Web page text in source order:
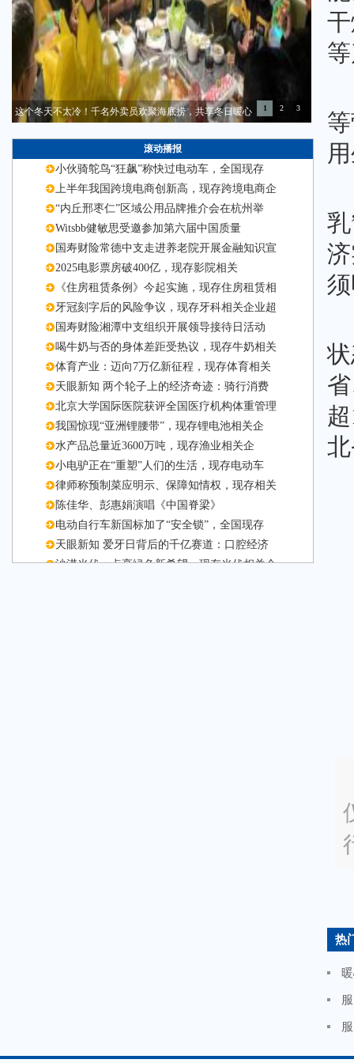
这个冬天不太冷！千名外卖员欢聚海底捞，共享冬日暖心 1 2 3
滚动播报
小伙骑鸵鸟“狂飙”称快过电动车，全国现存
上半年我国跨境电商创新高，现存跨境电商企
“内丘邢枣仁”区域公用品牌推介会在杭州举
Witsbb健敏思受邀参加第六届中国质量
国寿财险常德中支走进养老院开展金融知识宣
2025电影票房破400亿，现存影院相关
《住房租赁条例》今起实施，现存住房租赁相
牙冠刻字后的风险争议，现存牙科相关企业超
国寿财险湘潭中支组织开展领导接待日活动
喝牛奶与否的身体差距受热议，现存牛奶相关
体育产业：迈向7万亿新征程，现存体育相关
天眼新知 两个轮子上的经济奇迹：骑行消费
北京大学国际医院获评全国医疗机构体重管理
我国惊现“亚洲锂腰带”，现存锂电池相关企
水产品总量近3600万吨，现存渔业相关企
小电驴正在“重塑”人们的生活，现存电动车
律师称预制菜应明示、保障知情权，现存相关
陈佳华、彭惠娟演唱《中国脊梁》
电动自行车新国标加了“安全锁”，全国现存
天眼新知 爱牙日背后的千亿赛道：口腔经济
沙漠光伏：点亮绿色新希望，现存光伏相关企
热